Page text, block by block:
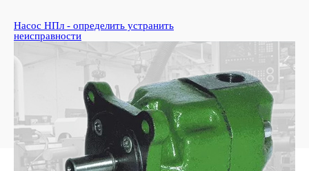
Насос НПл - определить устранить
неисправности